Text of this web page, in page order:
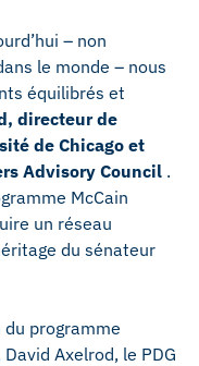
– non
le monde – nous
équilibrés et
directeur de
de Chicago et
Advisory Council .
McCain
un réseau
du sénateur
programme
Axelrod, le PDG